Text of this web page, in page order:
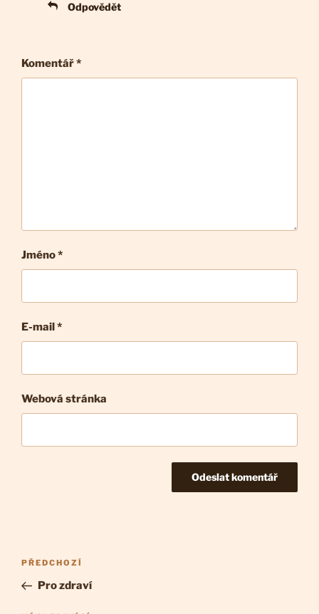
Odpovědět
Komentář*
Jméno *
E-mail*
Webová stránka
Navigace
pro
Předchozí
příspěvek
PŘEDCHOZÍ
Pro zdraví